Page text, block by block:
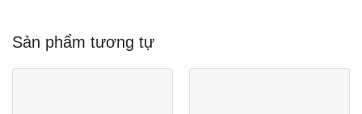
Sản phẩm tương tự